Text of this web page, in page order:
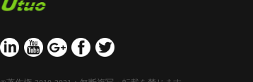
工業用ポリ塩化ビニ
ールのこぎり歯大理